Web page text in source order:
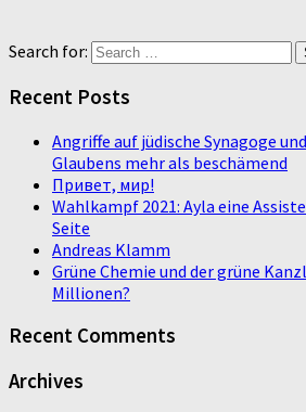
Search for:
Recent Posts
Angriffe auf jüdische Synagoge
Glaubens mehr als beschämend
Привет, мир!
Wahlkampf 2021: Ayla eine
Seite
Andreas Klamm
Grüne Chemie und der grüne
Millionen?
Recent Comments
Archives